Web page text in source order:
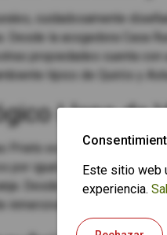
cuidadosamente
Desde la acogedora Casa
propiedades cuenta
típico de Quirós y
Lleno de
Prieto es nuestronúcleo
por igual pueden disfrutar
Desde ovejas y cabras
inmersiva en el mundo rural.
Este sitio web
experiencia.